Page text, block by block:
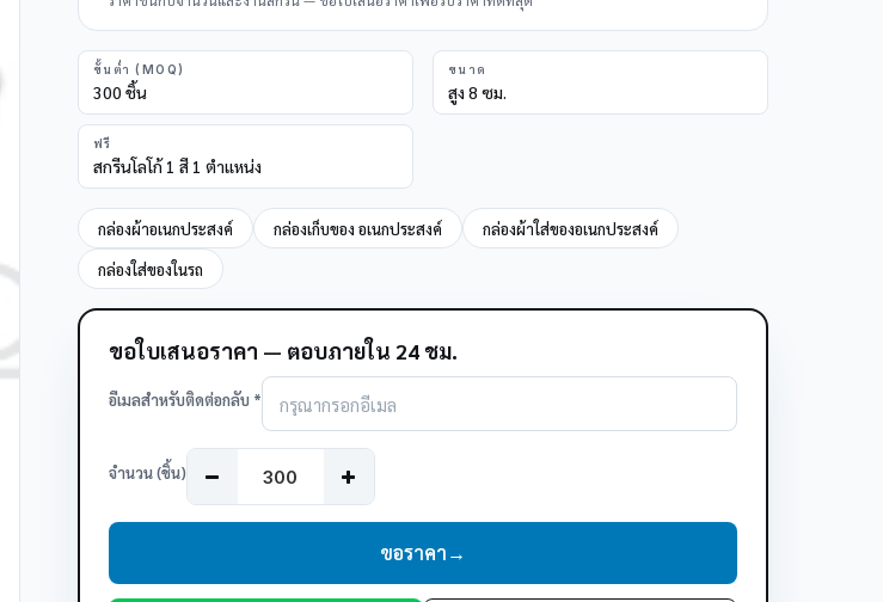
ขั้นต่ำ (MOQ)
300 ชิ้น
ขนาด
สูง 8 ซม.
ฟรี
สกรีนโลโก้ 1 สี 1 ตำแหน่ง
กล่องผ้าอเนกประสงค์ กล่องเก็บของ อเนกประสงค์
กล่องผ้าใส่ของอเนกประสงค์
กล่องใส่ของในรถ
ขอใบเสนอราคา — ตอบภายใน 24 ชม.
อีเมลสำหรับติดต่อกลับ *
จำนวน (ชิ้น)
ขอราคา→